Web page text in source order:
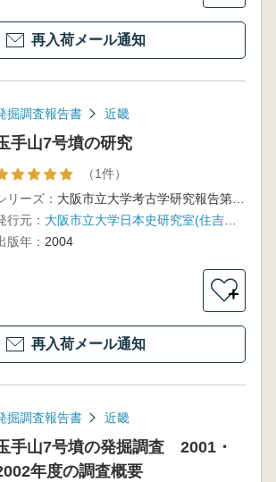
再入荷メール通知
掘調査報告書 近畿
手山7号墳の研究
（1件）
リーズ：
大阪市立大学考古学研究報告第1冊
行元：
大阪市立大学日本史研究室(住吉考古学研究室)
版年： 2004
＋
再入荷メール通知
掘調査報告書 近畿
手山7号墳の発掘調査 2001・
年度の調査概要